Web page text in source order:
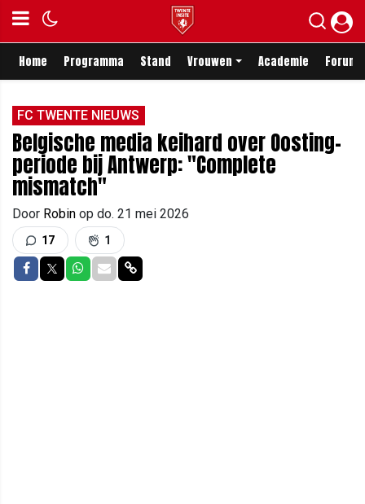
Home Programma Stand Vrouwen Academie Forum
FC TWENTE NIEUWS
Belgische media keihard over Oosting-
periode bij Antwerp: "Complete
mismatch"
Door Robin op do. 21 mei 2026
17 1
Delen op Facebook
Delen op Twitter
Delen op Whatsapp
Delen via Mail
Delen via link